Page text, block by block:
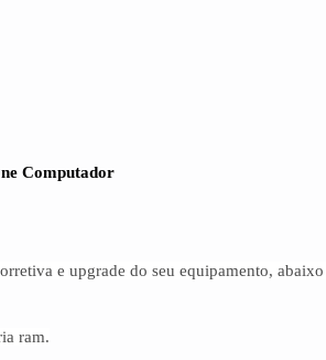
Computador
e upgrade do seu equipamento,
ram.